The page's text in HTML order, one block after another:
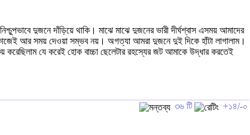
দুজনে দাঁড়িয়ে থাকি। মাঝে মাঝে দুজনের ভারী দীর্ঘশ্বাস এসময় আমাদের
আর সময় দেওয়া সম্ভব নয়। অগত্যা আমরা দুজনে দুই দিকে হাঁটা লাগালাম।
যে করেই হোক বাচ্চা ছেলেটার রহস্যের জট আমাকে উদ্ধার করতেই
৩৬ টি +১৪/-০